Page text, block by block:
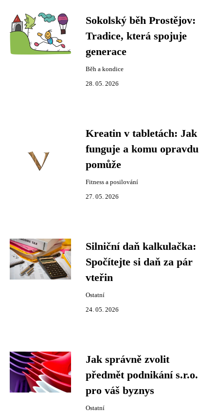
Sokolský běh Prostějov:
Tradice, která spojuje
generace
Běh a kondice
28. 05. 2026
Kreatin v tabletách: Jak
funguje a komu opravdu
pomůže
Fitness a posilování
27. 05. 2026
Silniční daň kalkulačka:
Spočítejte si daň za pár
vteřin
Ostatní
24. 05. 2026
Jak správně zvolit
předmět podnikání s.r.o.
pro váš byznys
Ostatní